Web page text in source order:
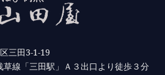
三田3-1-19
草線「三田駅」Ａ３出口より徒歩３分